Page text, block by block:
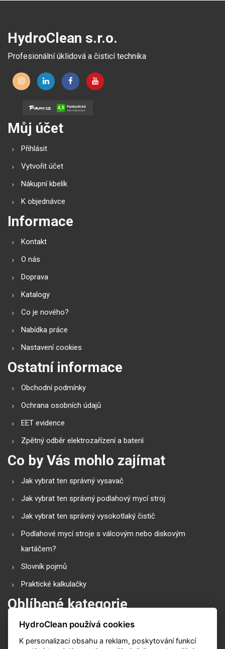
HydroClean s.r.o.
Profesionální úklidová a čisticí technika
Můj účet
Přihlásit
Vytvořit účet
Nákupní kbelík
K objednávce
Informace
Kontakt
O nás
Doprava
Katalogy
Co je nového?
Nabídka práce
Nastavení cookies
Ostatní informace
Obchodní podmínky
Ochrana osobních údajů
EET evidence
Zpětný odběr elektrozařízení a baterií
Co by Vás mohlo zajímat
Jak vybrat ten správný vysavač
Jak vybrat ten správný podlahový mycí stroj
Jak vybrat ten správný vysokotlaký čistič
Podlahové mycí stroje s válcovým nebo diskovým
kartáčem?
Slovník pojmů
Praktické kalkulačky
Oblíbené kategorie
Průmyslové vysavače
Vysokotlaké čističe
HydroClean používá cookies
K personalizaci obsahu a reklam, poskytování funkcí